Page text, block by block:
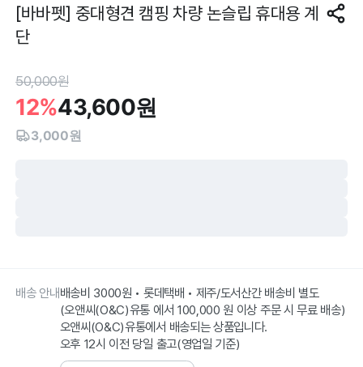
[바바펫] 중대형견 캠핑 차량 논슬립 휴대용 계
단
50,000원
12%43,600원
3,000원
배송 안내배송비 3000원 • 롯데택배 • 제주/도서산간 배송비 별도
(오앤씨(O&C)유통 에서 100,000 원 이상 주문 시 무료 배송)
오앤씨(O&C)유통에서 배송되는 상품입니다.
오후 12시 이전 당일 출고(영업일 기준)